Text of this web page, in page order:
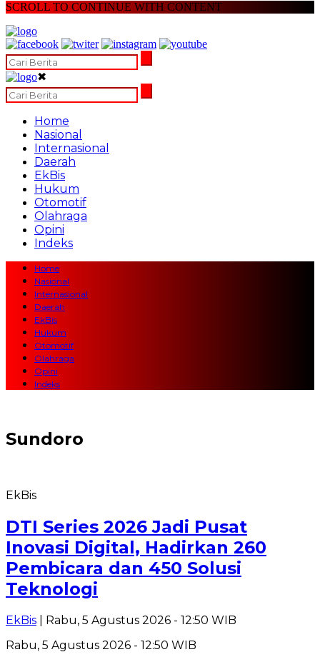
SCROLL TO CONTINUE WITH CONTENT
✖
Home
Nasional
Internasional
Daerah
EkBis
Hukum
Otomotif
Olahraga
Opini
Indeks
Home
Nasional
Internasional
Daerah
EkBis
Hukum
Otomotif
Olahraga
Opini
Indeks
Sundoro
EkBis
DTI Series 2026 Jadi Pusat
Inovasi Digital, Hadirkan 260
Pembicara dan 450 Solusi
Teknologi
EkBis | Rabu, 5 Agustus 2026 - 12:50 WIB
Rabu, 5 Agustus 2026 - 12:50 WIB